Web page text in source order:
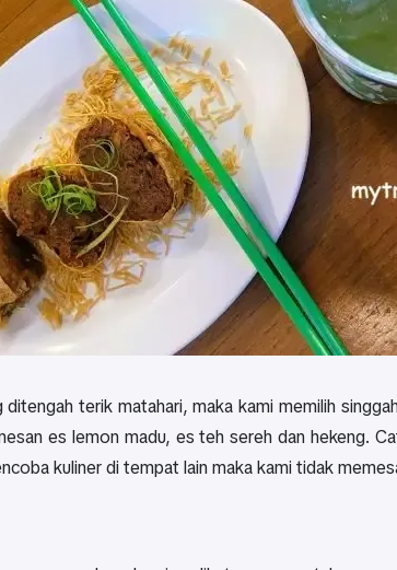
terik matahari, maka kami memilih
es lemon madu, es teh sereh dan hekeng.
kuliner di tempat lain maka kami tidak